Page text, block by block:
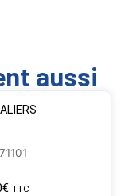
aussi
€ TTC